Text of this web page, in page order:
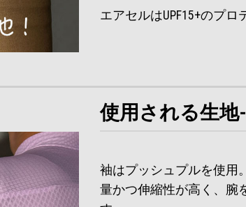
エアセルはUPF15+のプロ
使用される生
袖はプッシュプルを使用
量かつ伸縮性が高く、腕